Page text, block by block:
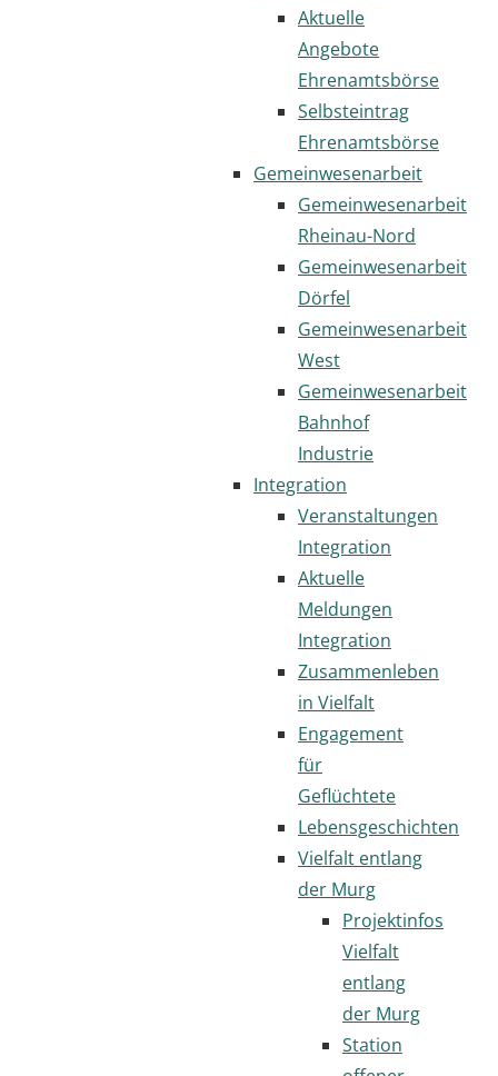
Aktuelle
Angebote
Ehrenamtsbörse
Selbsteintrag
Ehrenamtsbörse
Gemeinwesenarbeit
Gemeinwesenarbeit
Rheinau-Nord
Gemeinwesenarbeit
Dörfel
Gemeinwesenarbeit
West
Gemeinwesenarbeit
Bahnhof
Industrie
Integration
Veranstaltungen
Integration
Aktuelle
Meldungen
Integration
Zusammenleben
in Vielfalt
Engagement
für
Geflüchtete
Lebensgeschichten
Vielfalt entlang
der Murg
Projektinfos
Vielfalt
entlang
der Murg
Station